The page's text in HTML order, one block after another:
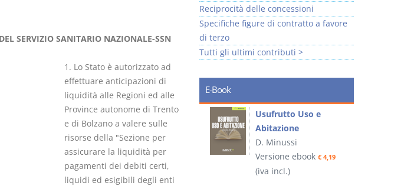
SERVIZIO SANITARIO NAZIONALE-SSN
1. Lo Stato è autorizzato ad
effettuare anticipazioni di
liquidità alle Regioni ed alle
Province autonome di Trento
e di Bolzano a valere sulle
risorse della "Sezione per
assicurare la liquidità per
pagamenti dei debiti certi,
liquidi ed esigibili degli enti
Reciprocità delle concessioni
Specifiche figure di contratto a favore
di terzo
Tutti gli ultimi contributi >
E-Book
I Vincoli Preliminari
D. Minussi
Versione ebook€ 4,19
(iva incl.)
Usufrutto Uso e
Abitazione
D. Minussi
Versione ebook € 4,19
(iva incl.)